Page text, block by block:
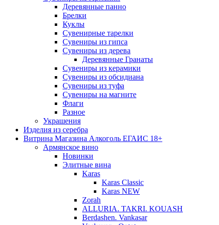
Деревянные панно
Брелки
Куклы
Сувенирные тарелки
Сувениры из гипса
Сувениры из дерева
Деревянные Гранаты
Сувениры из керамики
Сувениры из обсидиана
Сувениры из туфа
Сувениры на магните
Флаги
Разное
Украшения
Изделия из серебра
Витрина Магазина Алкоголь ЕГАИС 18+
Армянское вино
Новинки
Элитные вина
Karas
Karas Classic
Karas NEW
Zorah
ALLURIA. TAKRI. KOUASH
Berdashen. Vankasar